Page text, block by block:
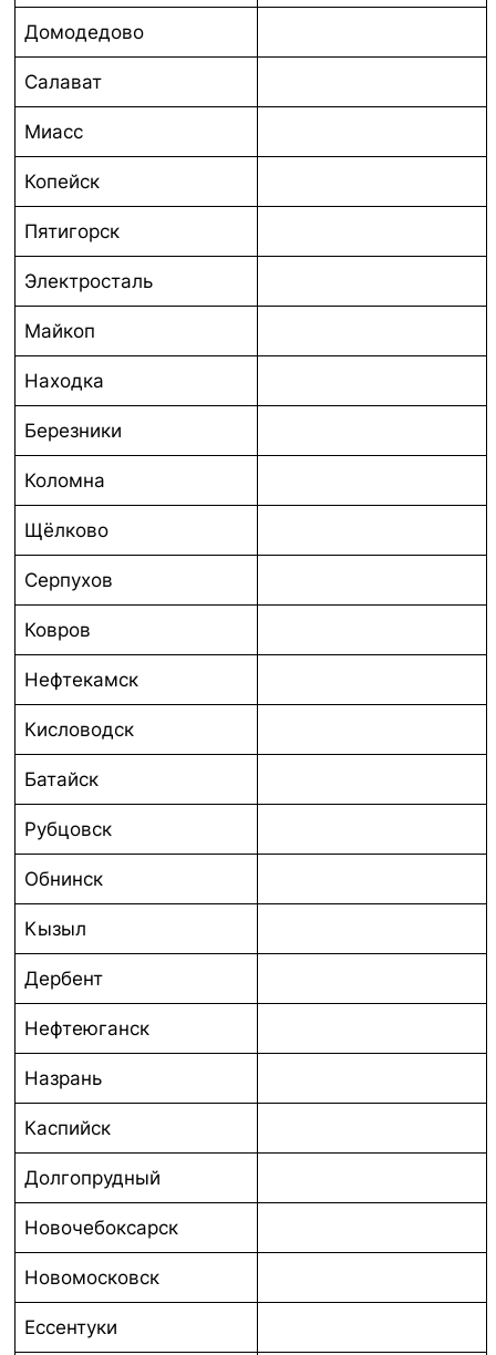
Домодедово
Салават
Миасс
Копейск
Пятигорск
Электросталь
Майкоп
Находка
Березники
Коломна
Щёлково
Серпухов
Ковров
Нефтекамск
Кисловодск
Батайск
Рубцовск
Обнинск
Кызыл
Дербент
Нефтеюганск
Назрань
Каспийск
Долгопрудный
Новочебоксарск
Новомосковск
Ессентуки